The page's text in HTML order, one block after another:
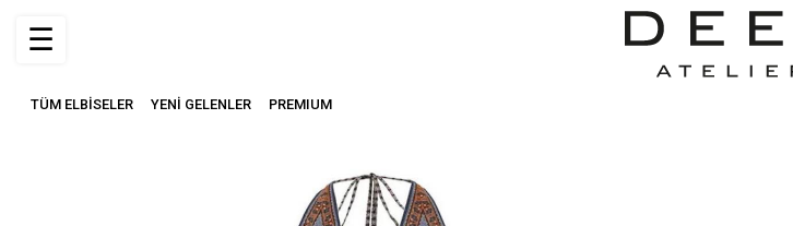
TÜM ELBİSELER YENİ GELENLER PREMIUM
☰